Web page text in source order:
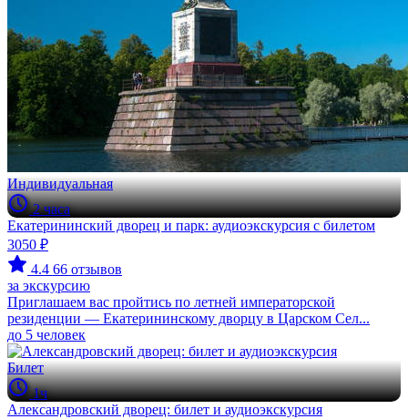
Индивидуальная
2 часа
Екатерининский дворец и парк: аудиоэкскурсия с билетом
3050 ₽
4.4 66 отзывов
за экскурсию
Приглашаем вас пройтись по летней императорской
резиденции — Екатерининскому дворцу в Царском Сел...
до 5 человек
Билет
1ч
Александровский дворец: билет и аудиоэкскурсия